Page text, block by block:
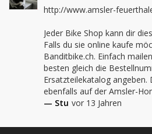
http://www.amsler-
Jeder Bike Shop kann dir
Falls du sie online kaufe
Banditbike.ch. Einfach
besten gleich die
Ersatzteilekatalog
ebenfalls auf der Amsler-
— Stu vor 13 Jahren